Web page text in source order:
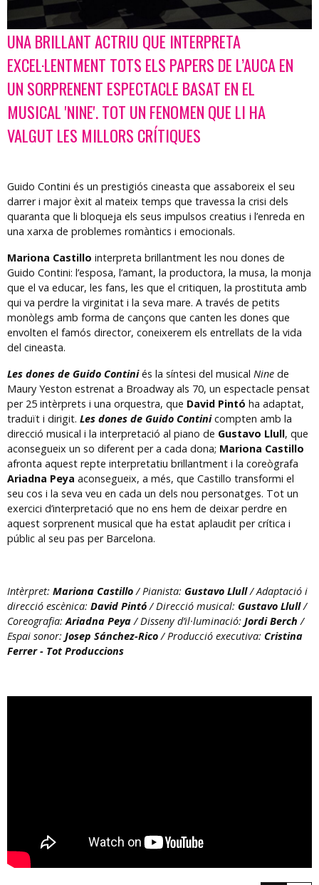
Diapositiva 1 de 1
UNA BRILLANT ACTRIU QUE INTERPRETA
EXCEL·LENTMENT TOTS ELS PAPERS DE L’AUCA EN
UN SORPRENENT ESPECTACLE BASAT EN EL
MUSICAL 'NINE'. TOT UN FENOMEN QUE LI HA
VALGUT LES MILLORS CRÍTIQUES
Guido Contini és un prestigiós cineasta que assaboreix el seu
darrer i major èxit al mateix temps que travessa la crisi dels
quaranta que li bloqueja els seus impulsos creatius i l’enreda en
una xarxa de problemes romàntics i emocionals.
Mariona Castillo interpreta brillantment les nou dones de
Guido Contini: l’esposa, l’amant, la productora, la musa, la monja
que el va educar, les fans, les que el critiquen, la prostituta amb
qui va perdre la virginitat i la seva mare. A través de petits
monòlegs amb forma de cançons que canten les dones que
envolten el famós director, coneixerem els entrellats de la vida
del cineasta.
Les dones de Guido Continiés la síntesi del musical Nine de
Maury Yeston estrenat a Broadway als 70, un espectacle pensat
per 25 intèrprets i una orquestra, que David Pintó ha adaptat,
traduït i dirigit. Les dones de Guido Continicompten amb la
direcció musical i la interpretació al piano de Gustavo Llull, que
aconsegueix un so diferent per a cada dona; Mariona Castillo
afronta aquest repte interpretatiu brillantment i la coreògrafa
Ariadna Peya aconsegueix, a més, que Castillo transformi el
seu cos i la seva veu en cada un dels nou personatges. Tot un
exercici d’interpretació que no ens hem de deixar perdre en
aquest sorprenent musical que ha estat aplaudit per crítica i
públic al seu pas per Barcelona.
Intèrpret: Mariona Castillo/ Pianista: Gustavo Llull/ Adaptació i
direcció escènica: David Pintó/ Direcció musical: Gustavo Llull/
Coreografia:Ariadna Peya/ Disseny d’il·luminació: Jordi Berch/
Espai sonor: Josep Sánchez-Rico/ Producció executiva: Cristina
Ferrer - Tot Produccions